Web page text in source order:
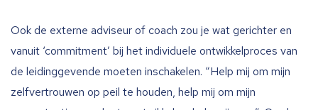
Ook de externe adviseur of coach zou je wat gerichter en
vanuit ‘commitment’ bij het individuele ontwikkelproces van
de leidinggevende moeten inschakelen. “Help mij om mijn
zelfvertrouwen op peil te houden, help mij om mijn